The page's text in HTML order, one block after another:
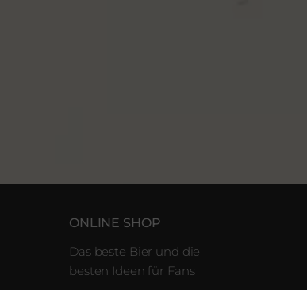
ONLINE SHOP
Das beste Bier und die
besten Ideen für Fans